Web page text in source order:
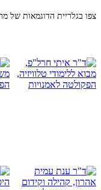
צפו בגלריית הדוגמאות של